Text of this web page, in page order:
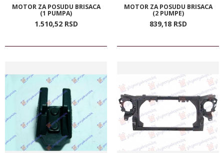
MOTOR ZA POSUDU BRISACA
(1 PUMPA)
1.510,52 RSD
MOTOR ZA POSUDU BRISACA
(2 PUMPE)
839,18 RSD